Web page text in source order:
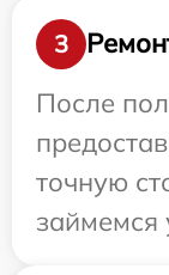
3
После
точную
займемся